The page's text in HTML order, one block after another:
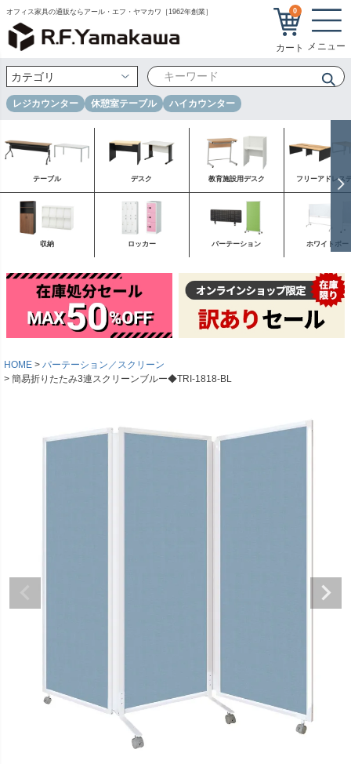
オフィス家具の通販ならアール・エフ・ヤマカワ［1962年創業］ 0
レジカウンター 休憩室テーブル ハイカウンター
テーブル デスク 教育施設用デスク フリーアドレス
収納 ロッカー パーテーション ホワイトボー
HOME
パーテーション／スクリーン
簡易折りたたみ3連スクリーンブルー◆TRI-1818-BL